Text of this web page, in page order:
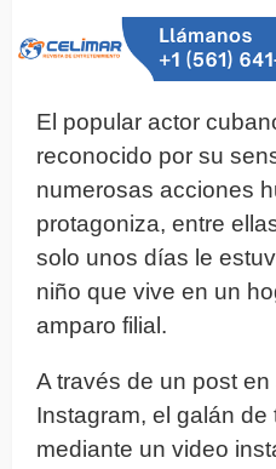
El popular actor
reconocido por su
numerosas acciones
protagoniza, entre
solo unos días le
niño que vive en un
amparo filial.
A través de un post
Instagram, el galán
mediante un video